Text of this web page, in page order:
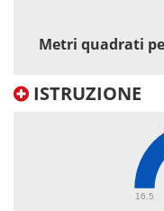
Metri quadrati
ISTRUZIONE
16.5